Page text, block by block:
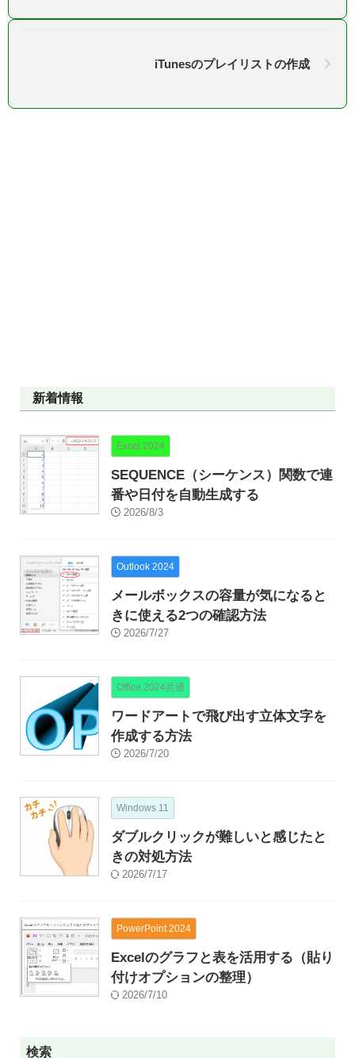
iTunesのプレイリストの作成
新着情報
Excel 2024
SEQUENCE（シーケンス）関数で連
番や日付を自動生成する
2026/8/3
Outlook 2024
メールボックスの容量が気になると
きに使える2つの確認方法
2026/7/27
Office 2024共通
ワードアートで飛び出す立体文字を
作成する方法
2026/7/20
Windows 11
ダブルクリックが難しいと感じたと
きの対処方法
2026/7/17
PowerPoint 2024
Excelのグラフと表を活用する（貼り
付けオプションの整理）
2026/7/10
検索